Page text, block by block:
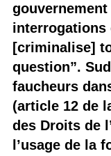
interrogations
[criminalise]
question”.
faucheurs
(article 12 de
des Droits de
l’usage de la